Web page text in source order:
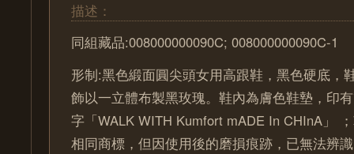
描述：
同組藏品:008000000090C; 008000000090C-1
形制:黑色緞面圓尖頭女用高跟鞋，黑色硬底，
飾以一立體布製黑玫瑰。鞋內為膚色鞋墊，印
字「WALK WITH Kumfort mADE In CHInA」
相同商標，但因使用後的磨損痕跡，已無法辨